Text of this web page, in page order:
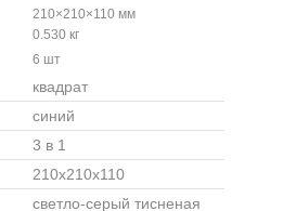
210×210×110 мм
0.530 кг
6 шт
квадрат
синий
3 в 1
210x210x110
светло-серый тисненая